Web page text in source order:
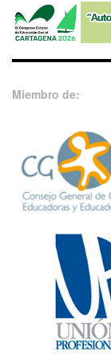
Miembro de: